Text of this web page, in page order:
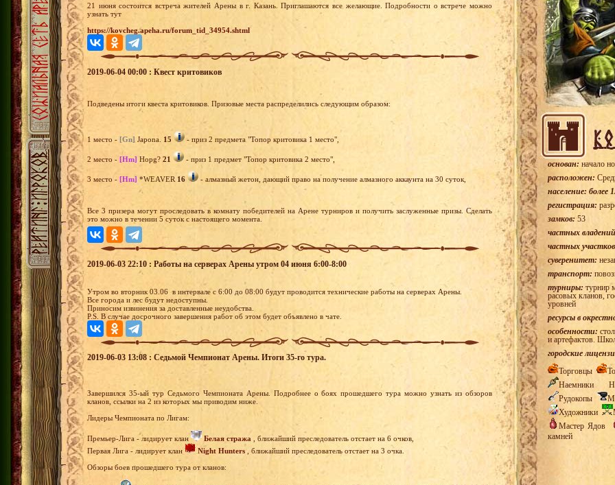
21 июня состоится встреча жителей Арены в г. Казань. Приглашаются все желающие. Подробности о встрече можно
узнать тут
https://kovcheg.apeha.ru/forum_tid_34954.shtml
2019-06-04 00:00 : Квест критовиков
Подведены итоги квеста критовиков. Призовые места распределились следующим образом:
1 место - [Gn] Japona. 15 - приз 2 предмета "Топор критовика 1 место",
2 место - [Hm] Hopg? 21 - приз 1 предмет "Топор критовика 2 место",
3 место - [Hm] *WEAVER 16 - алмазный жетон, дающий право на получение алмазного аккаунта на 30 суток,
Все 3 призера могут проследовать в комнату победителей на Арене турниров и получить заслуженные призы. Сделать
это можно в течении 5 суток с настоящего момента.
2019-06-03 22:10 : Работы на серверах Арены утром 04 июня 6:00-8:00
Утром во вторник 03.06 в интервале с 6:00 до 08:00 будут проводится технические работы на серверах Арены.
Все города и лес будут недоступны.
Приносим извинения за доставленные неудобства.
P.S. В случае досрочного завершения работ об этом будет объявлено в чате.
2019-06-03 13:08 : Седьмой Чемпионат Арены. Итоги 35-го тура.
Завершился 35-ый тур Седьмого Чемпионата Арены. Подробнее о боях прошедшего тура можно узнать из обзоров
кланов, ссылки на 2 из которых мы приводим ниже.
Лидеры Чемпионата по Лигам:
Премьер-Лига - лидирует клан Белая стража , ближайший преследователь отстает на 6 очков,
Первая Лига - лидирует клан
Night Hunters , ближайший преследователь отстает на 3 очка.
Обзоры боев прошедшего тура от кланов:
основан: начало
расположен:
население: более
регистрация:
замков: 53
частных
частных
суверенитет:
транспорт:
турниры: турнир
расовых кланов,
уровней
ресурсы в
особенности:
и артефактов.
городские
Торговцы
Наемники
Рудокопы
Художники
Мастер Ядов
камней